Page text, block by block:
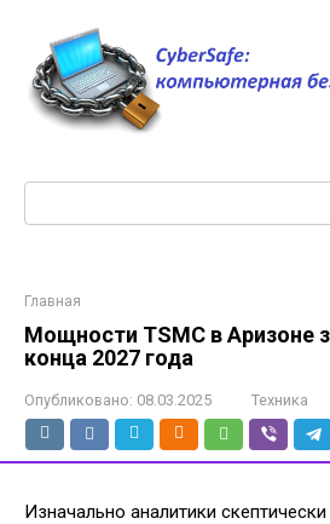
контенту
Главная
Мощности TSMC в Аризоне
конца 2027 года
Опубликовано: 08.03.2025 Техника
Изначально аналитики